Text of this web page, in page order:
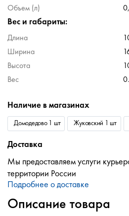
Объем (л)
Вес и габариты:
Длина
Ширина
Высота
Вес
Наличие в магазинах
Домодедово 1 шт Жуковский 1 шт
Доставка
Мы предоставляем услуги
территории России
Подробнее о доставке
Описание товара